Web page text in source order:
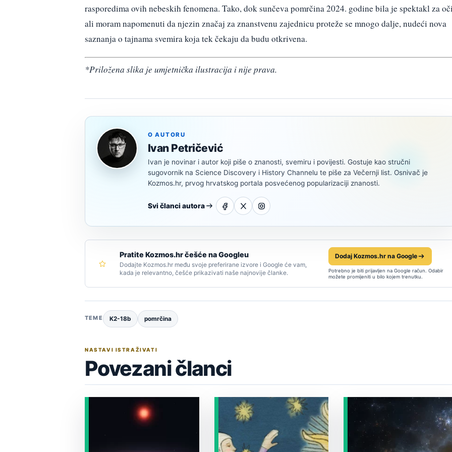
rasporedima ovih nebeskih fenomena. Tako, dok sunčeva pomrčina 2024. godine bila je spektakl za
ali moram napomenuti da njezin značaj za znanstvenu zajednicu proteže se mnogo dalje, nudeći nova
saznanja o tajnama svemira koja tek čekaju da budu otkrivena.
*Priložena slika je umjetnička ilustracija i nije prava.
O AUTORU
Ivan Petričević
Ivan je novinar i autor koji piše o znanosti, svemiru i povijesti. Gostuje kao stručni
sugovornik na Science Discovery i History Channelu te piše za Večernji list. Osnivač je
Kozmos.hr, prvog hrvatskog portala posvećenog popularizaciji znanosti.
Svi članci autora
Pratite Kozmos.hr češće na Googleu
Dodajte Kozmos.hr među svoje preferirane izvore i Google će vam,
kada je relevantno, češće prikazivati naše najnovije članke.
Dodaj Kozmos.hr na Google
Potrebno je biti prijavljen na Google račun. Odabir
možete promijeniti u bilo kojem trenutku.
TEME K2-18b pomrčina
NASTAVI ISTRAŽIVATI
Povezani članci